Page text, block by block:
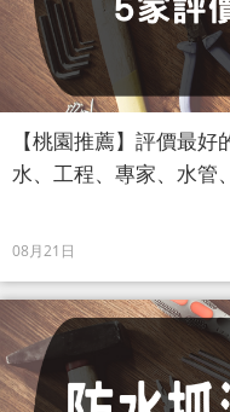
【桃園推薦】評價最
水、工程、專家、水管
08月21日